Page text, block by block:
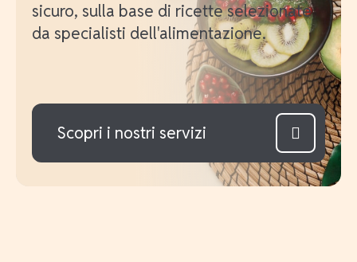
sicuro, sulla base di ricette selezionate
da specialisti dell'alimentazione.
Scopri i nostri servizi